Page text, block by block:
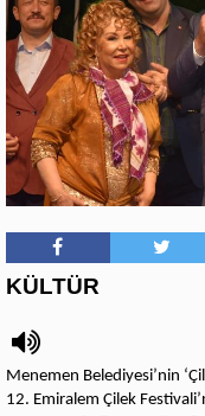
KÜLTÜR
Menemen Belediyesi’nin
12. Emiralem Çilek